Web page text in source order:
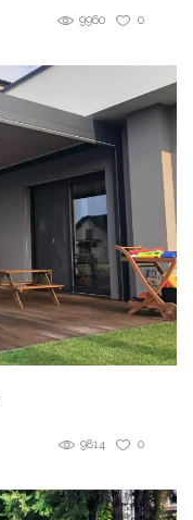
0
9960
0
9814